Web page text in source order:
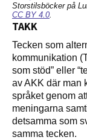
Storstilsböcker på
CC BY 4.0
TAKK
Tecken som
kommunikation
som stöd” eller
av AKK där man
språket genom
meningarna
detsamma som
samma tecken.